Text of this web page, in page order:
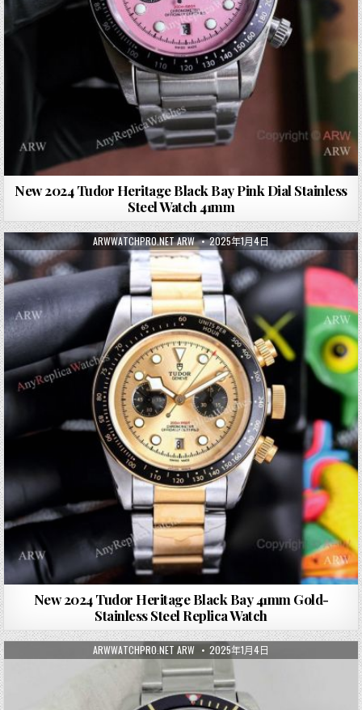
New 2024 Tudor Heritage Black Bay Pink Dial Stainless
Steel Watch 41mm
ARWWATCHPRO.NET ARW 2025年1月4日
New 2024 Tudor Heritage Black Bay 41mm Gold-
Stainless Steel Replica Watch
ARWWATCHPRO.NET ARW 2025年1月4日